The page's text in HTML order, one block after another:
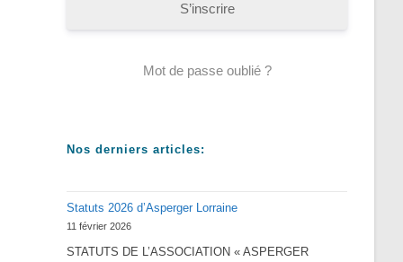
S’inscrire
Mot de passe oublié ?
Nos derniers articles:
Statuts 2026 d’Asperger Lorraine
11 février 2026
STATUTS DE L’ASSOCIATION « ASPERGER